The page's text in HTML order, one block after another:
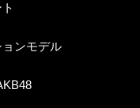
ンモデル